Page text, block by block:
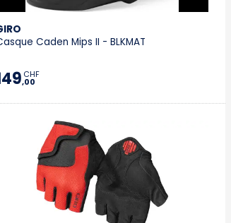
Caden Mips II - BLKMAT
,00
CHF